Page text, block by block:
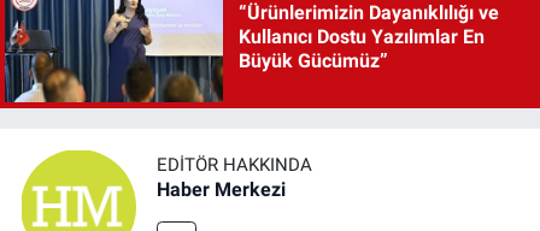
“Ürünlerimizin Dayanıklılığı ve
Kullanıcı Dostu Yazılımlar En
Büyük Gücümüz”
EDITÖR HAKKINDA
Haber Merkezi